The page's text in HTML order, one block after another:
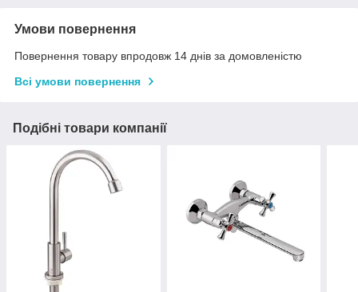
Умови повернення
Повернення товару впродовж 14 днів за домовленістю
Всі умови повернення
Подібні товари компанії